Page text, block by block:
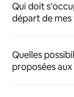
Qui doit
départ de mes
Quelles
proposées